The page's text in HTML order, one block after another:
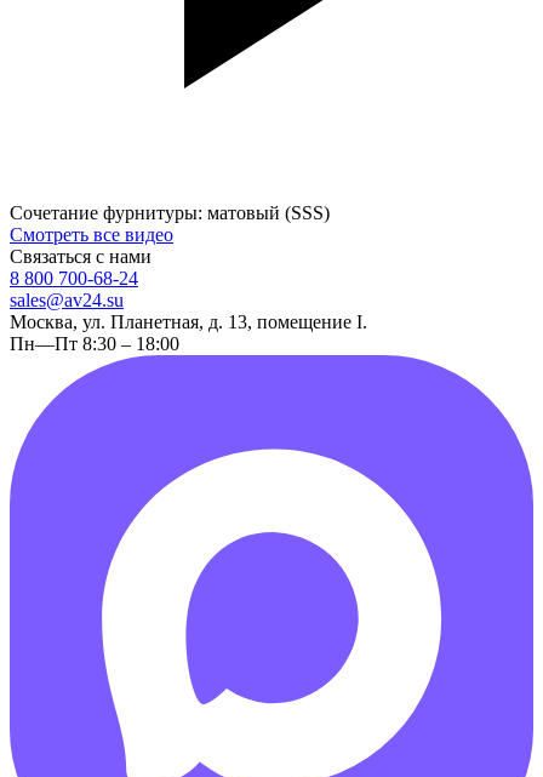
Сочетание фурнитуры: матовый (SSS)
Смотреть все видео
Связаться с нами
8 800 700-68-24
sales@av24.su
Москва, ул. Планетная, д. 13, помещение I.
Пн—Пт 8:30 – 18:00